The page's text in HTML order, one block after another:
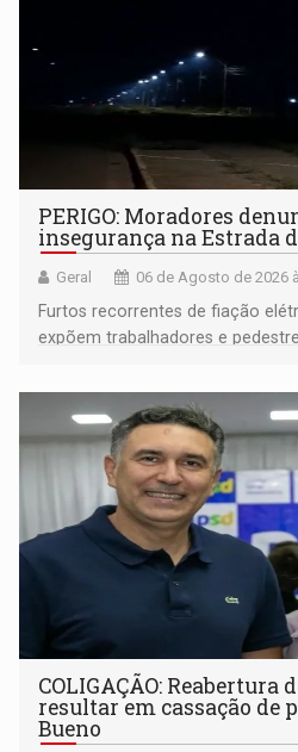
PERIGO: Moradores
insegurança na Estrada
Geral 06 de Agosto de 2026
Furtos recorrentes de fiação
expõem trabalhadores e
COLIGAÇÃO: Reabertura
resultar em cassação de
Bueno